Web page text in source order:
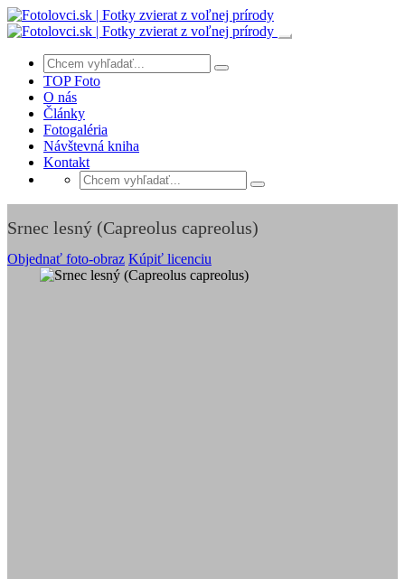
TOP Foto
O nás
Články
Fotogaléria
Návštevná kniha
Kontakt
Srnec lesný (Capreolus capreolus)
Objednať foto-obraz Kúpiť licenciu